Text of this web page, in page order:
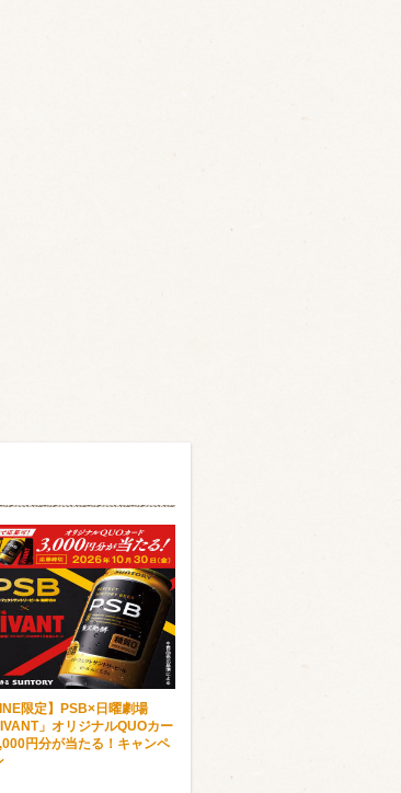
限定】PSB×日曜劇場
」オリジナルQUOカー
円分が当たる！キャンペ